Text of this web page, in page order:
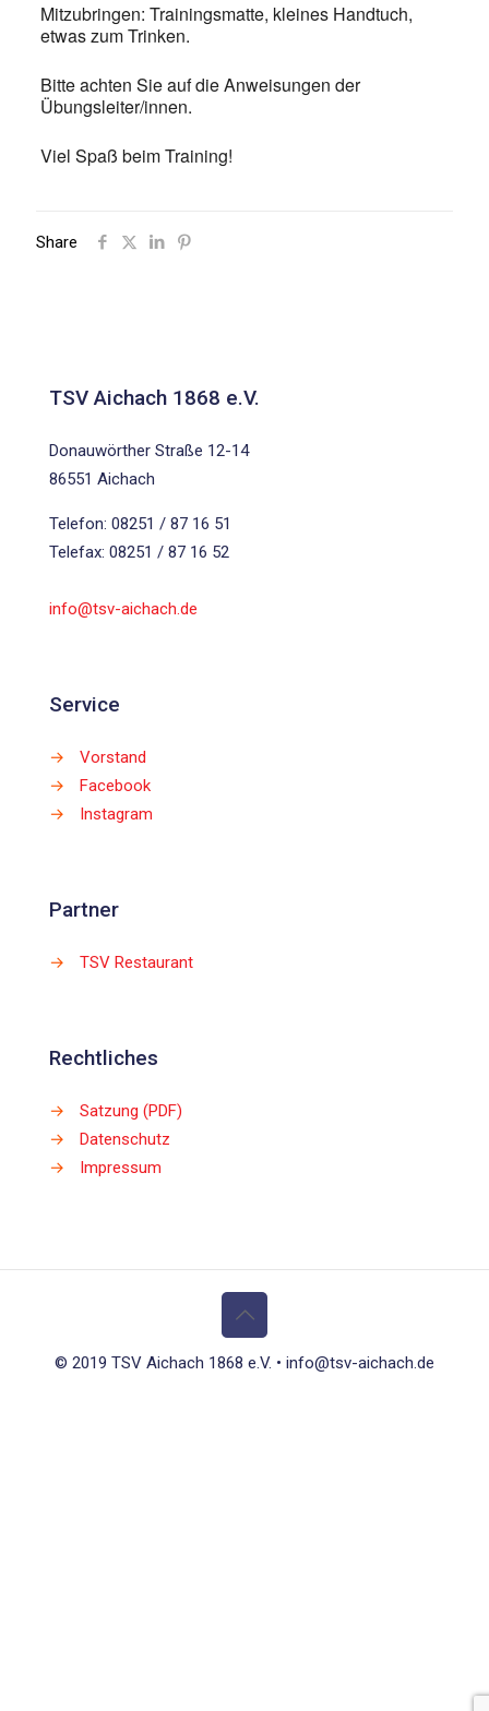
Mitzubringen: Trainingsmatte, kleines Handtuch,
etwas zum Trinken.
Bitte achten Sie auf die Anweisungen der
Übungsleiter/innen.
Viel Spaß beim Training!
Share
TSV Aichach 1868 e.V.
Donauwörther Straße 12-14
86551 Aichach
Telefon: 08251 / 87 16 51
Telefax: 08251 / 87 16 52
info@tsv-aichach.de
Service
→
Vorstand
→
Facebook
→
Instagram
Partner
→ TSV Restaurant
Rechtliches
→
Satzung (PDF)
→
Datenschutz
→
Impressum
© 2019 TSV Aichach 1868 e.V. • info@tsv-aichach.de